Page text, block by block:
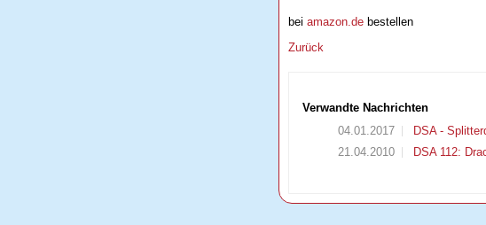
bei amazon.de bestellen
Zurück
Verwandte Nachrichten
04.01.2017
DSA -
21.04.2010
DSA 112: